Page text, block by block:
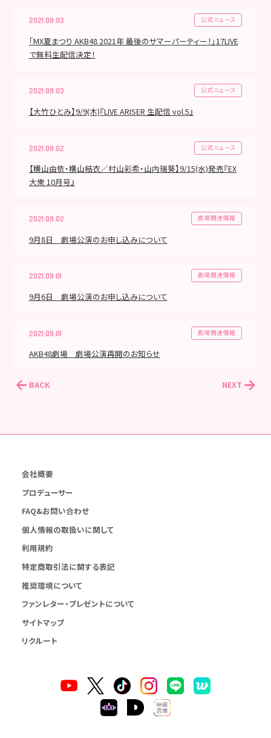
2021.09.03 公式ニュース
「MX夏まつり AKB48 2021年 最後のサマーパーティー！」17LIVE
で無料生配信決定！
2021.09.03 公式ニュース
【大竹ひとみ】9/9(木)『LIVE ARISER 生配信 vol.5』
2021.09.02 公式ニュース
【横山由依・横山結衣／村山彩希・山内瑞葵】9/15(水)発売『EX
大衆 10月号』
2021.09.02 劇場関連情報
9月8日 劇場公演のお申し込みについて
2021.09.01 劇場関連情報
9月6日 劇場公演のお申し込みについて
2021.09.01 劇場関連情報
AKB48劇場 劇場公演再開のお知らせ
BACK NEXT
会社概要
プロデューサー
FAQ&お問い合わせ
個人情報の取扱いに関して
利用規約
特定商取引法に関する表記
推奨環境について
ファンレター・プレゼントについて
サイトマップ
リクルート